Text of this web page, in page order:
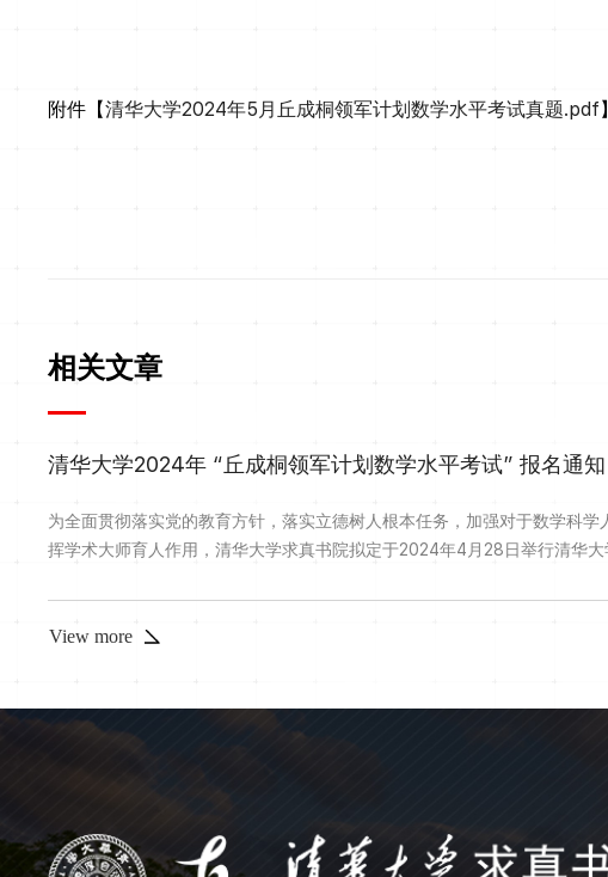
附件【清华大学2024年5月丘成桐领军计划数学水平考试真题.pdf 】
相关文章
清华大学2024年 “丘成桐领军计划数学水平考试” 报名通知
为全面贯彻落实党的教育方针，落实立德树人根本任务，加强对于数学科学
挥学术大师育人作用，清华大学求真书院拟定于2024年4月28日举行清华大
终身从事科学研究的，2024年即将升入初中三年级至即将升入高中三年级
名。二、报名方式4月16日至4月21日，考生可注册并登录清华大学...
View more